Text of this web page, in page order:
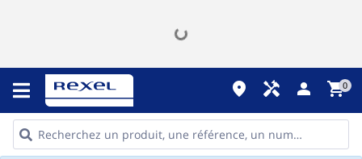
place handyman person shopping_cart0